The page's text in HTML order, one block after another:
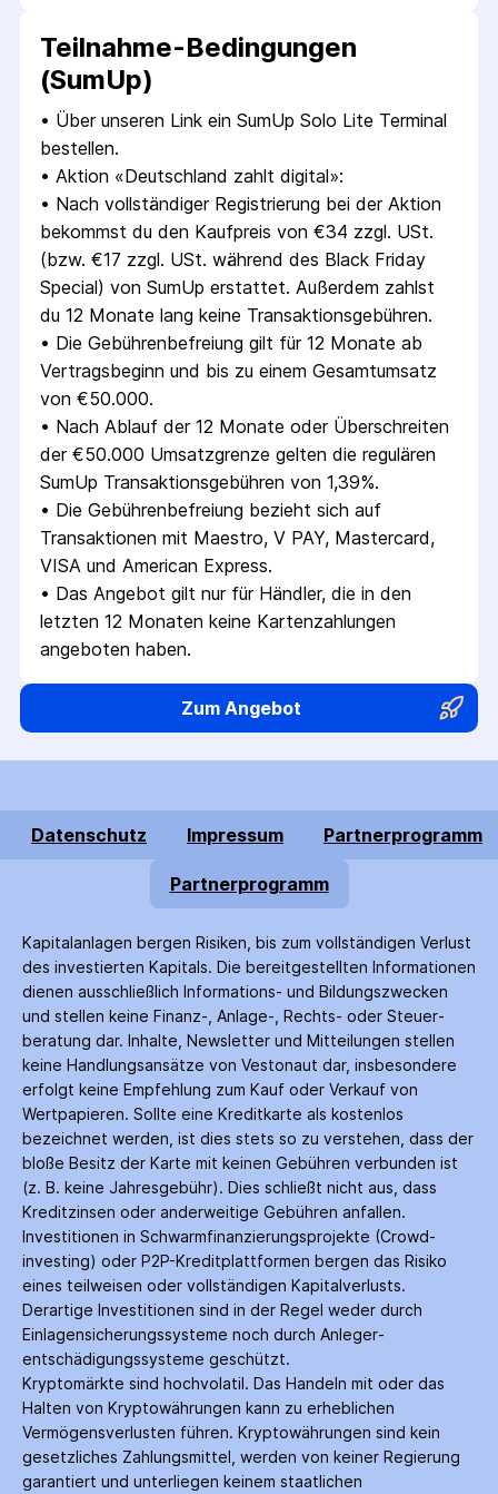
Teilnahme-Bedingungen
(SumUp)
• Über unseren Link ein SumUp Solo Lite Terminal
bestellen.
• Aktion «Deutschland zahlt digital»:
• Nach vollständiger Registrierung bei der Aktion
bekommst du den Kaufpreis von €34 zzgl. USt.
(bzw. €17 zzgl. USt. während des Black Friday
Special) von SumUp erstattet. Außerdem zahlst
du 12 Monate lang keine Transaktionsgebühren.
• Die Gebührenbefreiung gilt für 12 Monate ab
Vertragsbeginn und bis zu einem Gesamtumsatz
von €50.000.
• Nach Ablauf der 12 Monate oder Überschreiten
der €50.000 Umsatzgrenze gelten die regulären
SumUp Transaktionsgebühren von 1,39%.
• Die Gebührenbefreiung bezieht sich auf
Transaktionen mit Maestro, V PAY, Mastercard,
VISA und American Express.
• Das Angebot gilt nur für Händler, die in den
letzten 12 Monaten keine Kartenzahlungen
angeboten haben.
Zum Angebot
Datenschutz Impressum Partnerprogramm
Partnerprogramm
Kapitalanlagen bergen Risiken, bis zum voll­ständigen Verlust
des investierten Kapitals. Die bereitgestellten Informationen
dienen ausschließlich Informations- und Bildungs­zwecken
und stellen keine Finanz-, Anlage-, Rechts- oder Steuer­
beratung dar. Inhalte, Newsletter und Mitteilungen stellen
keine Handlungs­ansätze von Vestonaut dar, insbesondere
erfolgt keine Empfehlung zum Kauf oder Verkauf von
Wertpapieren. Sollte eine Kreditkarte als kostenlos
bezeichnet werden, ist dies stets so zu verstehen, dass der
bloße Besitz der Karte mit keinen Gebühren verbunden ist
(z. B. keine Jahres­gebühr). Dies schließt nicht aus, dass
Kredit­zinsen oder anderweitige Gebühren anfallen.
Investitionen in Schwarm­finanzierungs­projekte (Crowd­
investing) oder P2P-Kredit­plattformen bergen das Risiko
eines teilweisen oder vollständigen Kapitalverlusts.
Derartige Investitionen sind in der Regel weder durch
Einlagen­sicherungs­systeme noch durch Anleger­
entschädigungs­systeme geschützt.
Kryptomärkte sind hochvolatil. Das Handeln mit oder das
Halten von Krypto­währungen kann zu erheblichen
Vermögensverlusten führen. Krypto­währungen sind kein
gesetzliches Zahlungs­mittel, werden von keiner Regierung
garantiert und unterliegen keinem staatlichen